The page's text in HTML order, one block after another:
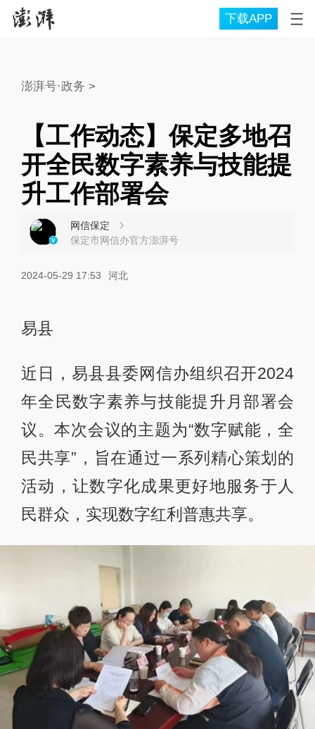
下载APP
澎湃号·政务 >
【工作动态】保定多地召
开全民数字素养与技能提
升工作部署会
网信保定
保定市网信办官方澎湃号
2024-05-29 17:53 河北
易县
近日，易县县委网信办组织召开2024
年全民数字素养与技能提升月部署会
议。本次会议的主题为“数字赋能，全
民共享”，旨在通过一系列精心策划的
活动，让数字化成果更好地服务于人
民群众，实现数字红利普惠共享。